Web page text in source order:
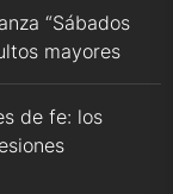
“Sábados
mayores
de fe: los